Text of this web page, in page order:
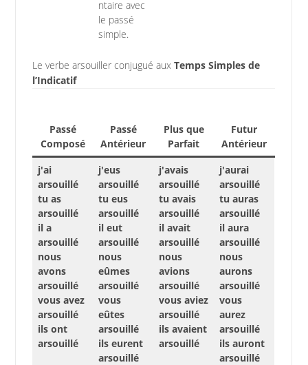
ntaire avec
le passé
simple.
Le verbe arsouiller conjugué aux Temps Simples de
l’Indicatif
Passé
Composé
Passé
Antérieur
Plus que
Parfait
Futur
Antérieur
j'ai
arsouillé
tu as
arsouillé
il a
arsouillé
nous
avons
arsouillé
vous avez
arsouillé
ils ont
arsouillé
j'eus
arsouillé
tu eus
arsouillé
il eut
arsouillé
nous
eûmes
arsouillé
vous
eûtes
arsouillé
ils eurent
arsouillé
j'avais
arsouillé
tu avais
arsouillé
il avait
arsouillé
nous
avions
arsouillé
vous aviez
arsouillé
ils avaient
arsouillé
j'aurai
arsouillé
tu auras
arsouillé
il aura
arsouillé
nous
aurons
arsouillé
vous
aurez
arsouillé
ils auront
arsouillé